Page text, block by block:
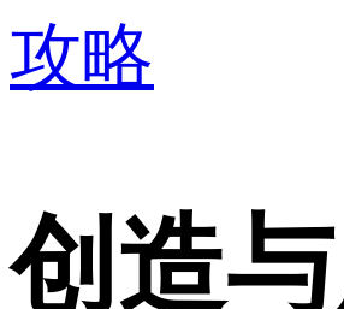
攻略
创造